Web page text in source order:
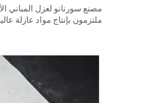
مصنع سورنانو لعزل المباني
ملتزمون بإنتاج مواد عازلة